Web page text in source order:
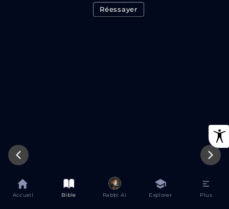
Réessayer
Accueil Bible Rabbi AI Explorer Plus